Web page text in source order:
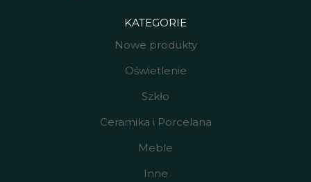
KATEGORIE
Nowe produkty
Oświetlenie
Szkło
Ceramika i Porcelana
Meble
Inne